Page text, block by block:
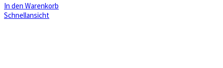
In den Warenkorb
Schnellansicht